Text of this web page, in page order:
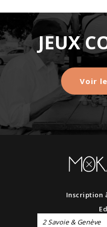
JEUX
Voir
Inscription
2 Savoie & Genève